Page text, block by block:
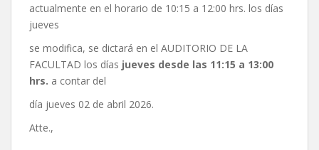
actualmente en el horario de 10:15 a 12:00 hrs. los días
jueves
se modifica, se dictará en el AUDITORIO DE LA
FACULTAD los días jueves desde las 11:15 a 13:00
hrs. a contar del
día jueves 02 de abril 2026.
Atte.,